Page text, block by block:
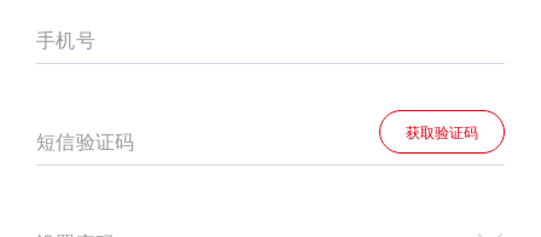
手机号
短信验证码 获取验证码